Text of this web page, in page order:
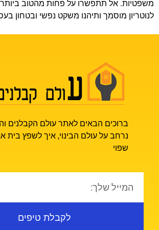
משפטיות. אל תתפשרו על פחות מהטוב ביותר
לנוטריון מוסמך ותיהנו משקט נפשי ובטחון
ברוכים הבאים לאתר עולם הקבלנים
נרחב על עולם הבינוי, איך לשפץ בית
שפוי
לקבלת טיפים